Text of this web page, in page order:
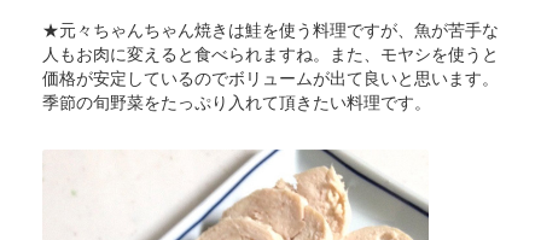
★元々ちゃんちゃん焼きは鮭を使う料理ですが、魚が苦手な
人もお肉に変えると食べられますね。また、モヤシを使うと
価格が安定しているのでボリュームが出て良いと思います。
季節の旬野菜をたっぷり入れて頂きたい料理です。